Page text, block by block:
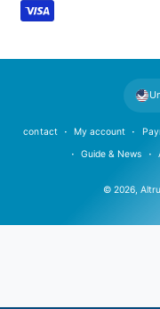
m
n
© 2026,
contact My account
Guide & News